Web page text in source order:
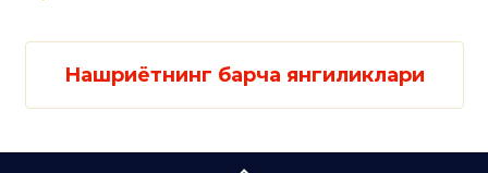
Нашриётнинг барча янгиликлари